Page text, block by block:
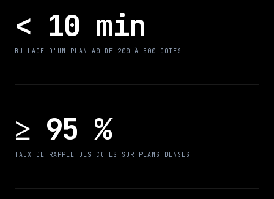
< 10 min
BULLAGE D'UN PLAN A0 DE 200 À 500 COTES
≥ 95 %
TAUX DE RAPPEL DES COTES SUR PLANS DENSES